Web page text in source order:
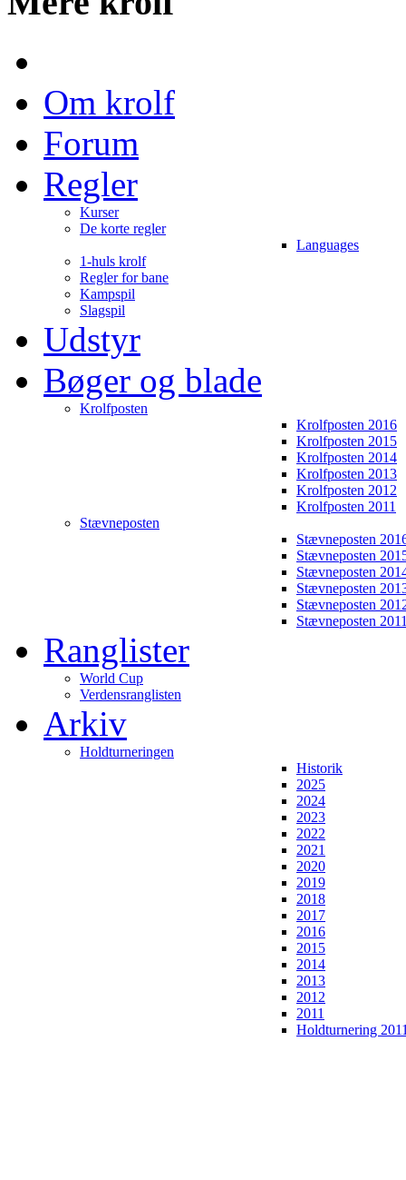
Om krolf
Forum
Regler
Kurser
De korte regler
Languages
1-huls krolf
Regler for bane
Kampspil
Slagspil
Udstyr
Bøger og blade
Krolfposten
Krolfposten 2016
Krolfposten 2015
Krolfposten 2014
Krolfposten 2013
Krolfposten 2012
Krolfposten 2011
Stævneposten
Stævneposten
Stævneposten
Stævneposten
Stævneposten
Stævneposten
Stævneposten
Ranglister
World Cup
Verdensranglisten
Arkiv
Holdturneringen
Historik
2025
2024
2023
2022
2021
2020
2019
2018
2017
2016
2015
2014
2013
2012
2011
Holdturnering